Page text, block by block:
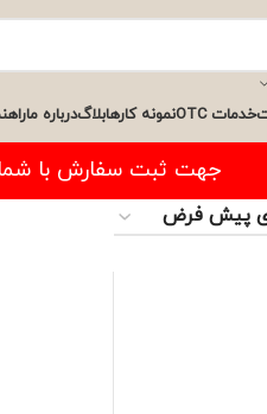
خدمات OTC نمونه کارهابلاگدرباره ما
جهت ثبت سفارش با شماره تلفن ۹-۴۴۹۹۱۷۴۸-